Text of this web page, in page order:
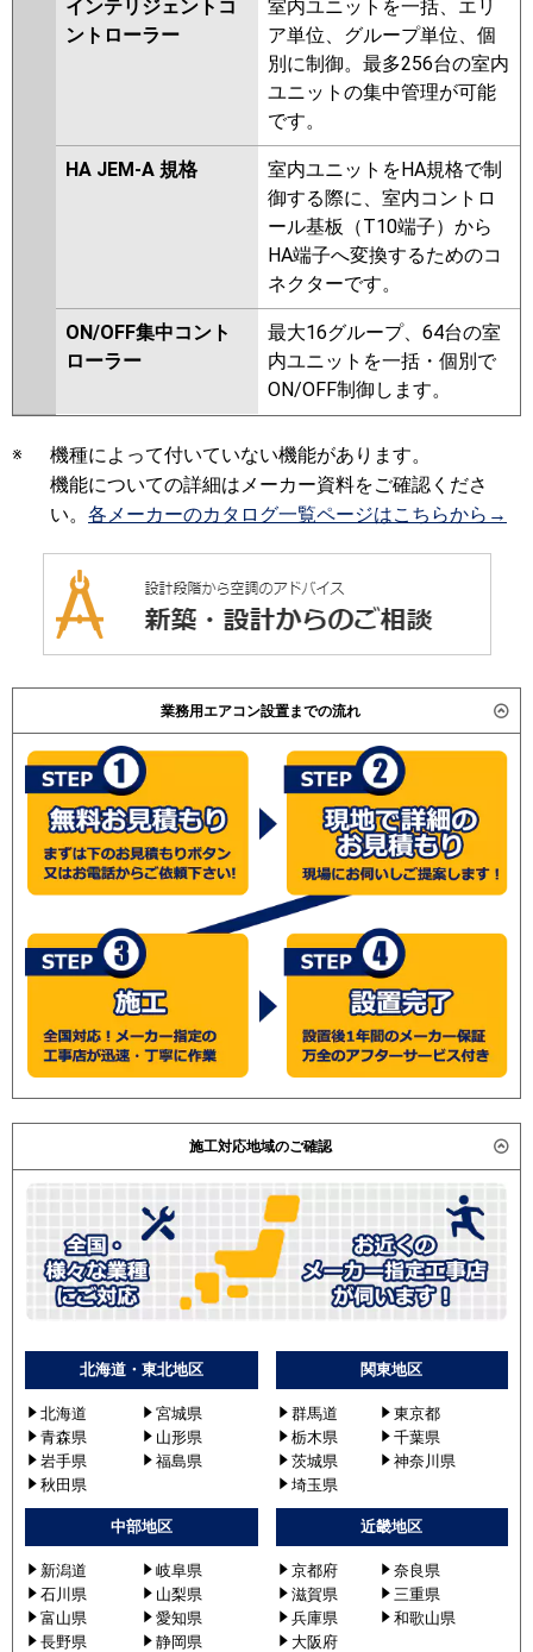
インテリジェントコ
ントローラー
室内ユニットを一括、エリ
ア単位、グループ単位、個
別に制御。最多256台の室内
ユニットの集中管理が可能
です。
HA JEM-A 規格
室内ユニットをHA規格で制
御する際に、室内コントロ
ール基板（T10端子）から
HA端子へ変換するためのコ
ネクターです。
ON/OFF集中コント
ローラー
最大16グループ、64台の室
内ユニットを一括・個別で
ON/OFF制御します。
※
機種によって付いていない機能があります。
機能についての詳細はメーカー資料をご確認くださ
い。 各メーカーのカタログ一覧ページはこちらから→
業務用エアコン設置までの流れ
施工対応地域のご確認
北海道・東北地区
北海道
宮城県
青森県
山形県
岩手県
福島県
秋田県
関東地区
群馬道
東京都
栃木県
千葉県
茨城県
神奈川県
埼玉県
中部地区
新潟道
岐阜県
石川県
山梨県
富山県
愛知県
長野県
静岡県
近畿地区
京都府
奈良県
滋賀県
三重県
兵庫県
和歌山県
大阪府